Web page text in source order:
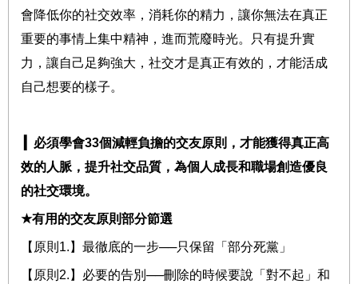
會降低你的社交效率，消耗你的精力，讓你無法在真正
重要的事情上集中精神，進而荒廢時光。
只有提升實
力，讓自己足夠強大，社交才是真正有效的， 才能活成
自己想要的樣子。
必須學會33個減輕負擔的交友原則，才能獲得真正高
效的人脈，提升社交品質，為個人成長和職場創造優良
的社交環境。
★有用的交友原則部分節選
【原則 1. 】最徹底的一步──只保留「部分死黨」
【原則 2. 】必要的告別 ──刪除的時候要說「對不起」和